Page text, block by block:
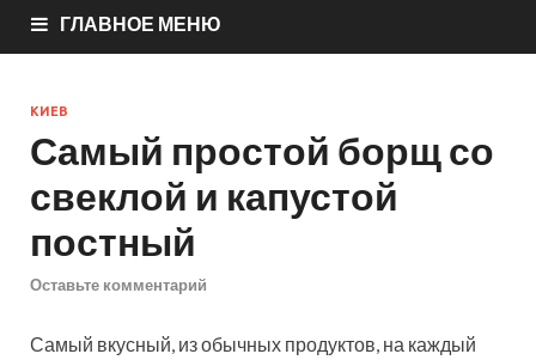
ГЛАВНОЕ МЕНЮ
КИЕВ
Самый простой борщ со
свеклой и капустой
постный
Оставьте комментарий
Самый вкусный, из обычных продуктов, на каждый